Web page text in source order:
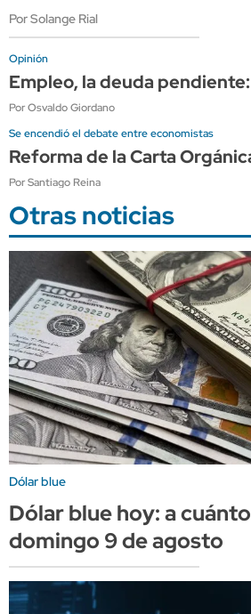
Por Solange Rial
Opinión
Empleo, la deuda
Por Osvaldo Giordano
Se encendió el debate entre economistas
Reforma de la Carta
Por Santiago Reina
Otras noticias
Dólar blue
Dólar blue hoy: a
domingo 9 de agosto